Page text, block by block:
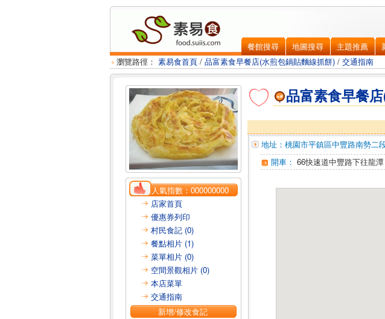
餐館搜尋 地圖搜尋 主題推薦
瀏覽路徑： 素易食首頁 / 品富素食早餐店(水煎包鍋貼麵線抓餅) / 交通指南
人氣指數：000000000
店家首頁
優惠券列印
村民食記 (0)
餐點相片 (1)
菜單相片 (0)
空間景觀相片 (0)
本店菜單
交通指南
新增/修改食記
品富素食早餐
地址： 桃園市平鎮區中豐路南勢二
開車： 66快速道中豐路下往龍